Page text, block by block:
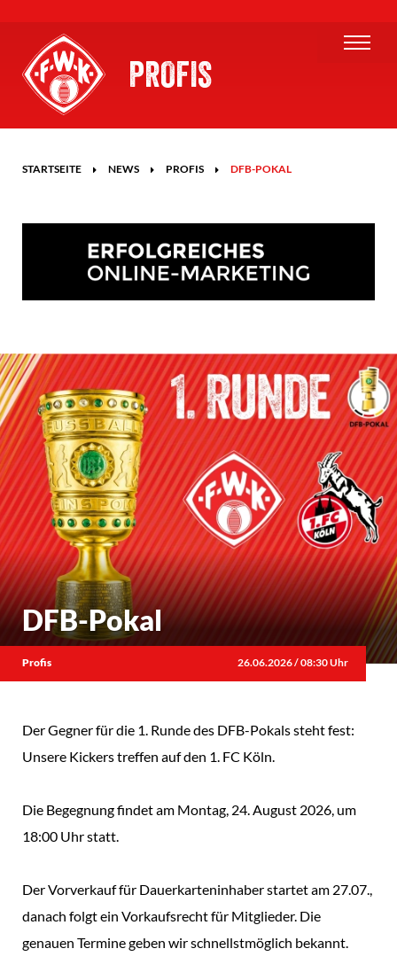
PROFIS
STARTSEITE NEWS PROFIS DFB-POKAL
DFB-Pokal
Profis 26.06.2026 / 08:30 Uhr
Der Gegner für die 1. Runde des DFB-Pokals steht fest:
Unsere Kickers treffen auf den 1. FC Köln.
Die Begegnung findet am Montag, 24. August 2026, um
18:00 Uhr statt.
Der Vorverkauf für Dauerkarteninhaber startet am 27.07.,
danach folgt ein Vorkaufsrecht für Mitglieder. Die
genauen Termine geben wir schnellstmöglich bekannt.